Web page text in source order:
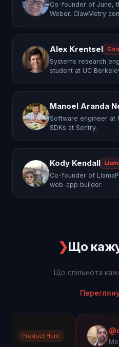
Co-founder of June,
Weber. ClawMetry
Alex Krentsel
Systems research
student at UC
Manoel Aranda
Software engineer at
SDKs at Sentry.
Kody Kendall
Co-founder of
web-app builder.
❯Що
Що спільнота
@oadiaz
Medium